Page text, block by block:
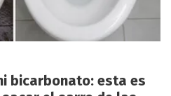
bicarbonato: esta es